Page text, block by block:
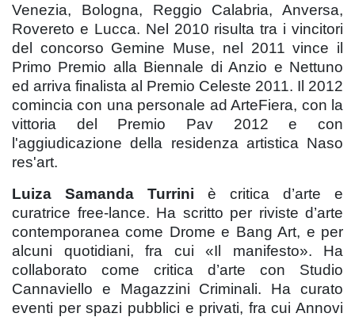
Venezia, Bologna, Reggio Calabria, Anversa,
Rovereto e Lucca. Nel 2010 risulta tra i vincitori
del concorso Gemine Muse, nel 2011 vince il
Primo Premio alla Biennale di Anzio e Nettuno
ed arriva finalista al Premio Celeste 2011. Il 2012
comincia con una personale ad ArteFiera, con la
vittoria del Premio Pav 2012 e con
l'aggiudicazione della residenza artistica Naso
res'art.
Luiza Samanda Turrini è critica d’arte e
curatrice free-lance. Ha scritto per riviste d’arte
contemporanea come Drome e Bang Art, e per
alcuni quotidiani, fra cui «Il manifesto». Ha
collaborato come critica d’arte con Studio
Cannaviello e Magazzini Criminali. Ha curato
eventi per spazi pubblici e privati, fra cui Annovi